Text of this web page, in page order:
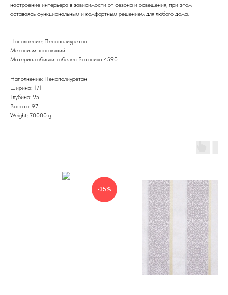
настроение интерьера в зависимости от сезона и освещения, при этом
оставаясь функциональным и комфортным решением для любого дома.
Наполнение: Пенополиуретан
Механизм: шагающий
Материал обивки: гобелен Ботаника 4590
Наполнение: Пенополиуретан
Ширина: 171
Глубина: 95
Высота: 97
Weight: 70000 g
-35%